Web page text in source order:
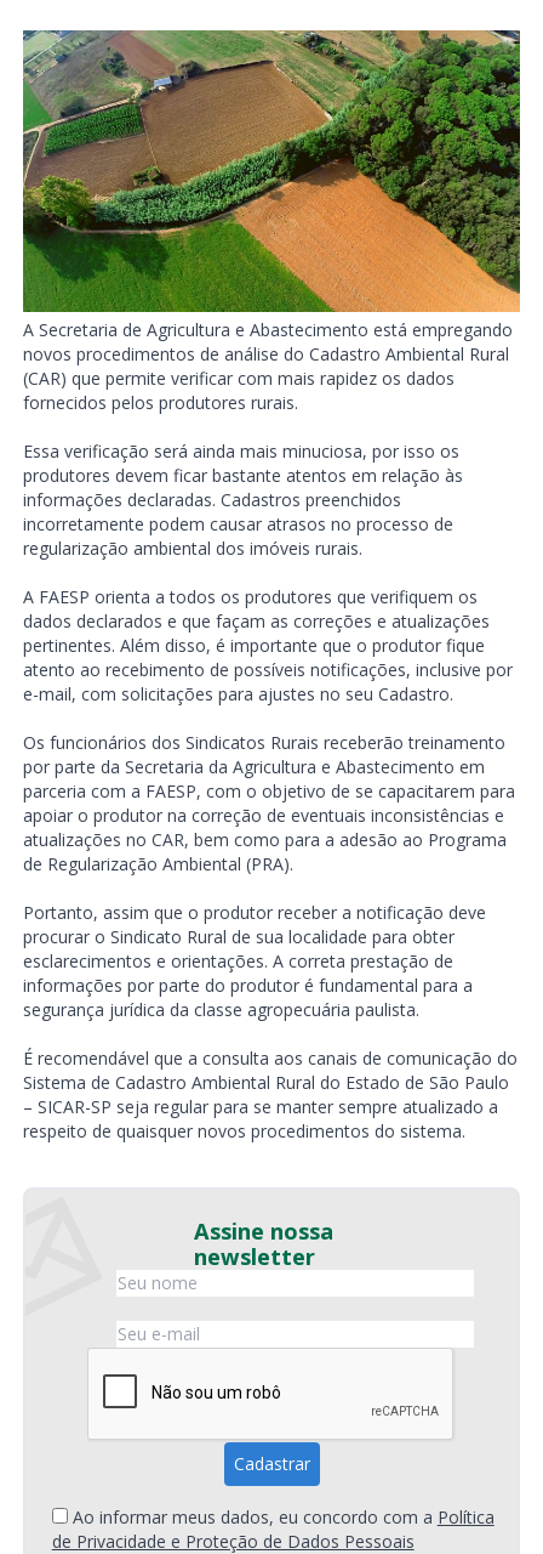
A Secretaria de Agricultura e Abastecimento está empregando
novos procedimentos de análise do Cadastro Ambiental Rural
(CAR) que permite verificar com mais rapidez os dados
fornecidos pelos produtores rurais.
Essa verificação será ainda mais minuciosa, por isso os
produtores devem ficar bastante atentos em relação às
informações declaradas. Cadastros preenchidos
incorretamente podem causar atrasos no processo de
regularização ambiental dos imóveis rurais.
A FAESP orienta a todos os produtores que verifiquem os
dados declarados e que façam as correções e atualizações
pertinentes. Além disso, é importante que o produtor fique
atento ao recebimento de possíveis notificações, inclusive por
e-mail, com solicitações para ajustes no seu Cadastro.
Os funcionários dos Sindicatos Rurais receberão treinamento
por parte da Secretaria da Agricultura e Abastecimento em
parceria com a FAESP, com o objetivo de se capacitarem para
apoiar o produtor na correção de eventuais inconsistências e
atualizações no CAR, bem como para a adesão ao Programa
de Regularização Ambiental (PRA).
Portanto, assim que o produtor receber a notificação deve
procurar o Sindicato Rural de sua localidade para obter
esclarecimentos e orientações. A correta prestação de
informações por parte do produtor é fundamental para a
segurança jurídica da classe agropecuária paulista.
É recomendável que a consulta aos canais de comunicação do
Sistema de Cadastro Ambiental Rural do Estado de São Paulo
– SICAR-SP seja regular para se manter sempre atualizado a
respeito de quaisquer novos procedimentos do sistema.
Assine nossa
newsletter
Ao informar meus dados, eu concordo com a Política
de Privacidade e Proteção de Dados Pessoais